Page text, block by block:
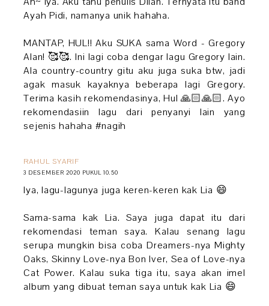
Ayah Pidi, namanya unik hahaha.
MANTAP, HUL!! Aku SUKA sama Word - Gregory
Alan! 🥰🥰. Ini lagi coba dengar lagu Gregory lain.
Ala country-country gitu aku juga suka btw, jadi
agak masuk kayaknya beberapa lagi Gregory.
Terima kasih rekomendasinya, Hul 🙏🏻🙏🏻. Ayo
rekomendasiin lagu dari penyanyi lain yang
sejenis hahaha #nagih
RAHUL SYARIF
3 DESEMBER 2020 PUKUL 10.50
Iya, lagu-lagunya juga keren-keren kak Lia 😄
Sama-sama kak Lia. Saya juga dapat itu dari
rekomendasi teman saya. Kalau senang lagu
serupa mungkin bisa coba Dreamers-nya Mighty
Oaks, Skinny Love-nya Bon Iver, Sea of Love-nya
Cat Power. Kalau suka tiga itu, saya akan imel
album yang dibuat teman saya untuk kak Lia 😄